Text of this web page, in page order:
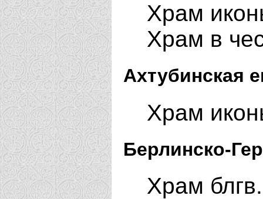
Храм
Храм в
Ахтубинская
Храм
Берлинско-
Храм